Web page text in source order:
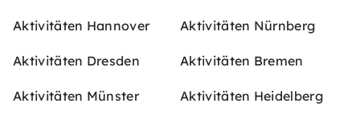
Aktivitäten Hannover Aktivitäten Nürnberg
Aktivitäten Dresden Aktivitäten Bremen
Aktivitäten Münster Aktivitäten Heidelberg